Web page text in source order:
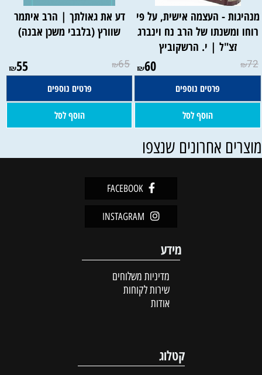
מנהיגות - העצמה אישית, על פי
רוחו ומשנתו של הרב נח וינברג
זצ"ל | י. הרשקוביץ
₪72
₪60
פרטים נוספים
הוסף לסל
דע את גאולתך | הרב איתמר
שוורץ (בלבבי משכן אבנה)
₪65
₪55
פרטים נוספים
הוסף לסל
אחרונים שנצפו
FACEBOOK
INSTAGRAM
מידע
מדיניות משלוחים
שירות לקוחות
אודות
קטלוג